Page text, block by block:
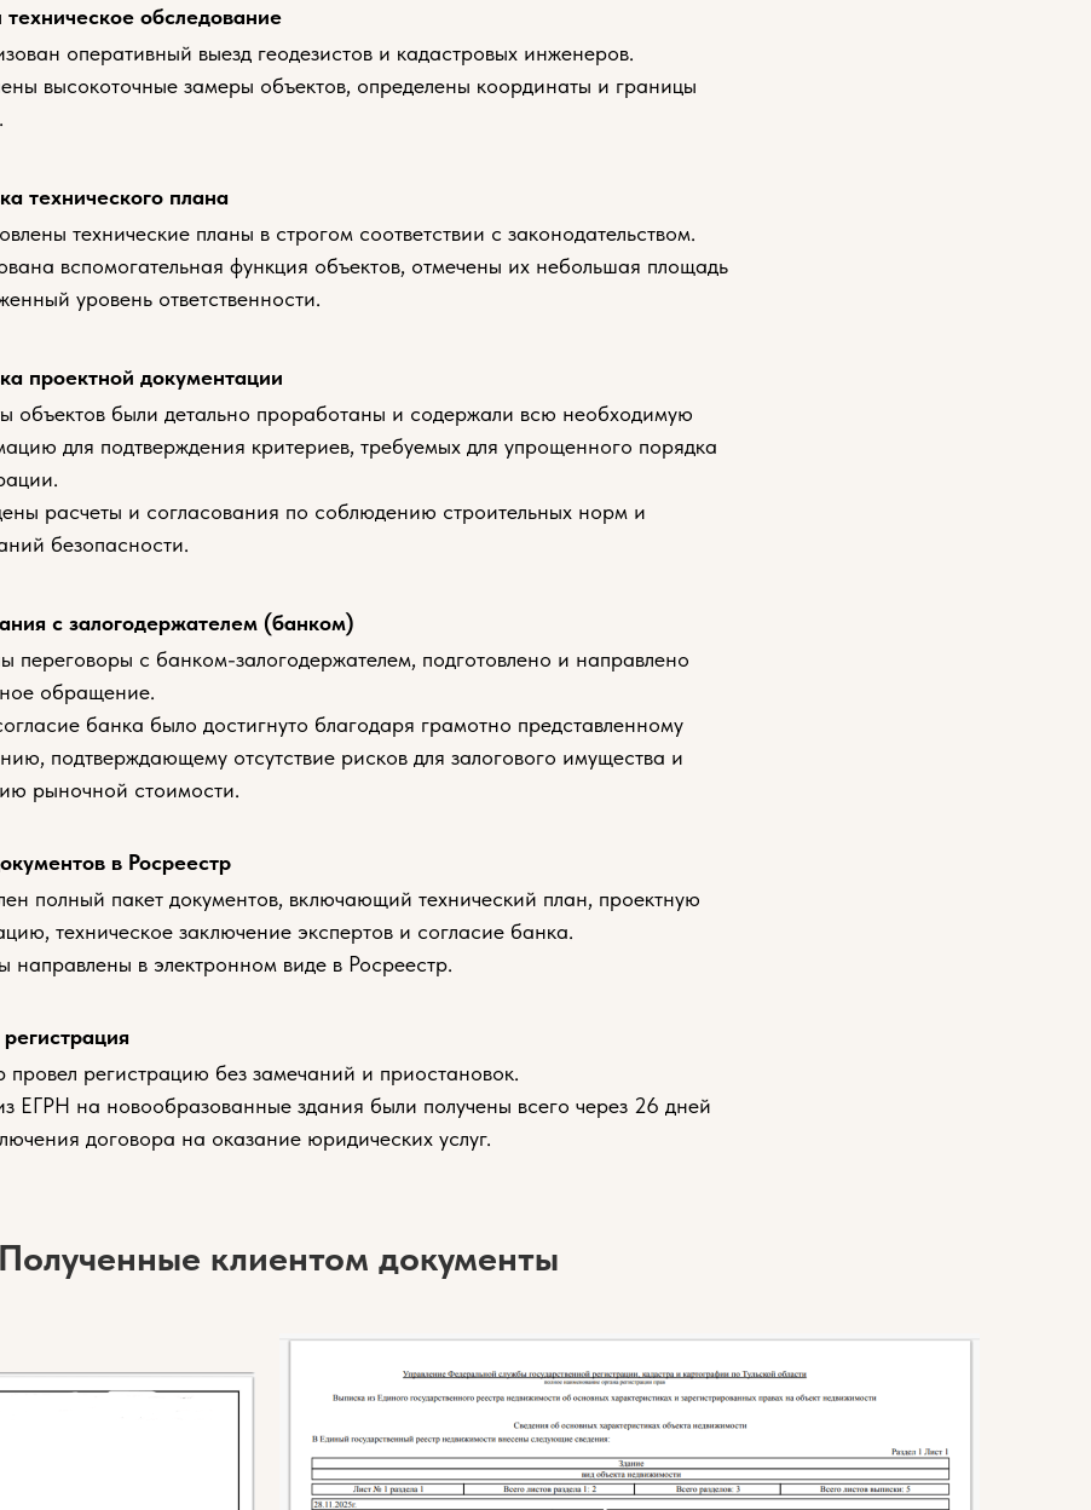
обследование
оперативный выезд геодезистов и кадастровых инженеров.
высокоточные замеры объектов, определены координаты и границы
технического плана
технические планы в строгом соответствии с законодательством.
вспомогательная функция объектов, отмечены их небольшая площадь
уровень ответственности.
проектной документации
объектов были детально проработаны и содержали всю необходимую
для подтверждения критериев, требуемых для упрощенного порядка
расчеты и согласования по соблюдению строительных норм и
безопасности.
с залогодержателем (банком)
переговоры с банком-залогодержателем, подготовлено и направлено
обращение.
банка было достигнуто благодаря грамотно представленному
подтверждающему отсутствие рисков для залогового имущества и
рыночной стоимости.
в Росреестр
полный пакет документов, включающий технический план, проектную
техническое заключение экспертов и согласие банка.
направлены в электронном виде в Росреестр.
провел регистрацию без замечаний и приостановок.
ЕГРН на новообразованные здания были получены всего через 26 дней
договора на оказание юридических услуг.
Полученные клиентом документы